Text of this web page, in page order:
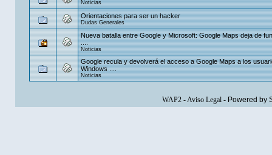
Noticias
Orientaciones para ser un hacker
Dudas Generales
Nueva batalla entre Google y Microsoft: Google Maps deja de
....
Noticias
Google recula y devolverá el acceso a Google Maps a los
Windows ....
Noticias
WAP2-Aviso Legal- Powered by